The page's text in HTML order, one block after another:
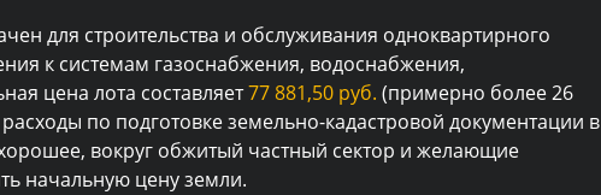
для строительства и обслуживания одноквартирного
к системам газоснабжения, водоснабжения,
цена лота составляет77 881,50 руб. (примерно более 26
по подготовке земельно-кадастровой документации в
вокруг обжитый частный сектор и желающие
начальную цену земли.